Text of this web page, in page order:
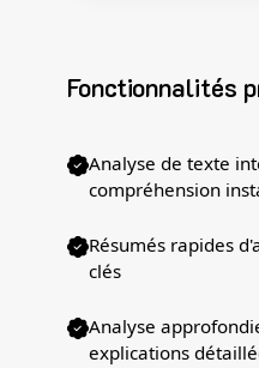
Fonctionnalités
Analyse de texte
compréhension
Résumés rapides
clés
Analyse
explications